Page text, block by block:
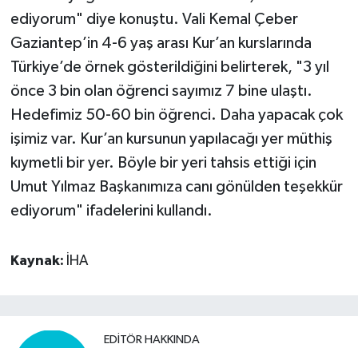
ediyorum" diye konuştu. Vali Kemal Çeber
Gaziantep’in 4-6 yaş arası Kur’an kurslarında
Türkiye’de örnek gösterildiğini belirterek, "3 yıl
önce 3 bin olan öğrenci sayımız 7 bine ulaştı.
Hedefimiz 50-60 bin öğrenci. Daha yapacak çok
işimiz var. Kur’an kursunun yapılacağı yer müthiş
kıymetli bir yer. Böyle bir yeri tahsis ettiği için
Umut Yılmaz Başkanımıza canı gönülden teşekkür
ediyorum" ifadelerini kullandı.
Kaynak: İHA
EDITÖR HAKKINDA